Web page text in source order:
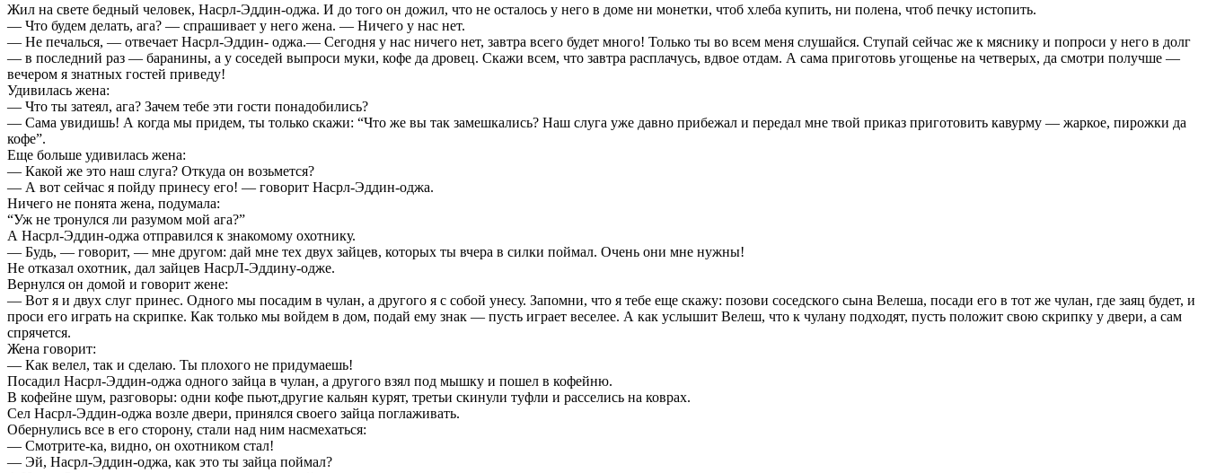
Жил на свете бедный человек, Насрл-Эддин-оджа. И до того он дожил, что не осталось у него в доме ни монетки, чтоб хлеба купить, ни полена, чтоб печку истопить.
— Что будем делать, ага? — спрашивает у него жена. — Ничего у нас нет.
— Не печалься, — отвечает Насрл-Эддин- оджа.— Сегодня у нас ничего нет, завтра всего будет много! Только ты во всем меня слушайся. Ступай сейчас же к мяснику и попроси у него в долг
— в последний раз — баранины, а у соседей выпроси муки, кофе да дровец. Скажи всем, что завтра расплачусь, вдвое отдам. А сама приготовь угощенье на четверых, да смотри получше —
вечером я знатных гостей приведу!
Удивилась жена:
— Что ты затеял, ага? Зачем тебе эти гости понадобились?
— Сама увидишь! А когда мы придем, ты только скажи: “Что же вы так замешкались? Наш слуга уже давно прибежал и передал мне твой приказ приготовить кавурму — жаркое, пирожки да
кофе”.
Еще больше удивилась жена:
— Какой же это наш слуга? Откуда он возьмется?
— А вот сейчас я пойду принесу его! — говорит Насрл-Эддин-оджа.
Ничего не понята жена, подумала:
“Уж не тронулся ли разумом мой ага?”
А Насрл-Эддин-оджа отправился к знакомому охотнику.
— Будь, — говорит, — мне другом: дай мне тех двух зайцев, которых ты вчера в силки поймал. Очень они мне нужны!
Не отказал охотник, дал зайцев НасрЛ-Эддину-одже.
Вернулся он домой и говорит жене:
— Вот я и двух слуг принес. Одного мы посадим в чулан, а другого я с собой унесу. Запомни, что я тебе еще скажу: позови соседского сына Велеша, посади его в тот же чулан, где заяц будет, и
проси его играть на скрипке. Как только мы войдем в дом, подай ему знак — пусть играет веселее. А как услышит Велеш, что к чулану подходят, пусть положит свою скрипку у двери, а сам
спрячется.
Жена говорит:
— Как велел, так и сделаю. Ты плохого не придумаешь!
Посадил Насрл-Эддин-оджа одного зайца в чулан, а другого взял под мышку и пошел в кофейню.
В кофейне шум, разговоры: одни кофе пьют,другие кальян курят, третьи скинули туфли и расселись на коврах.
Сел Насрл-Эддин-оджа возле двери, принялся своего зайца поглаживать.
Обернулись все в его сторону, стали над ним насмехаться:
— Смотрите-ка, видно, он охотником стал!
— Эй, Насрл-Эддин-оджа, как это ты зайца поймал?